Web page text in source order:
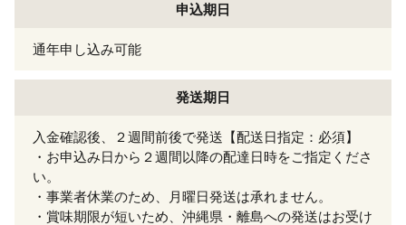
申込期日
通年申し込み可能
発送期日
入金確認後、２週間前後で発送【配送日指定：必須】
・お申込み日から２週間以降の配達日時をご指定くださ
い。
・事業者休業のため、月曜日発送は承れません。
・賞味期限が短いため、沖縄県・離島への発送はお受け